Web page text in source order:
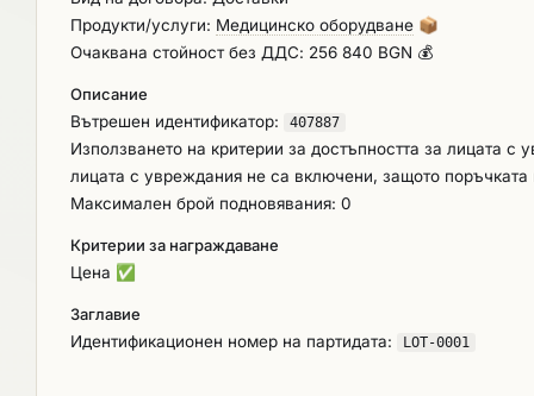
настройки и техническо изпитване на
на Възложителя за работа с апаратурата. 4.
оферираният апарат се комплектува, както и
избраният за Изпълнител участник се сключва под
осигурил финансиране. Договорът е с отложено
но следва да е не по-дълъг от 60 /шестдест/
Срок за монтаж и въвеждане в експлоатация на
не по-рано от 2022 г., неупотребявана и да не е
опаковка с ненарушена цялост и да е в актуалната
апаратура следва да отговаря на минималните
добри параметри. Доставеният апарат следва да
Продукти/услуги: Медицинско оборудване 📦
Очаквана стойност без ДДС: 256 840 BGN 💰
Описание
Вътрешен идентификатор:
407887
Използването на критерии за достъпността за лицата с
лицата с увреждания не са включени, защото
Максимален брой подновявания: 0
Критерии за награждаване
Цена ✅
Заглавие
Идентификационен номер на партидата:
LOT-0001